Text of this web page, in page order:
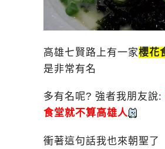
高雄七賢路上有一家櫻花
是非常有名
多有名呢? 強者我朋友說:
食堂就不算高雄人
衝著這句話我也來朝聖了